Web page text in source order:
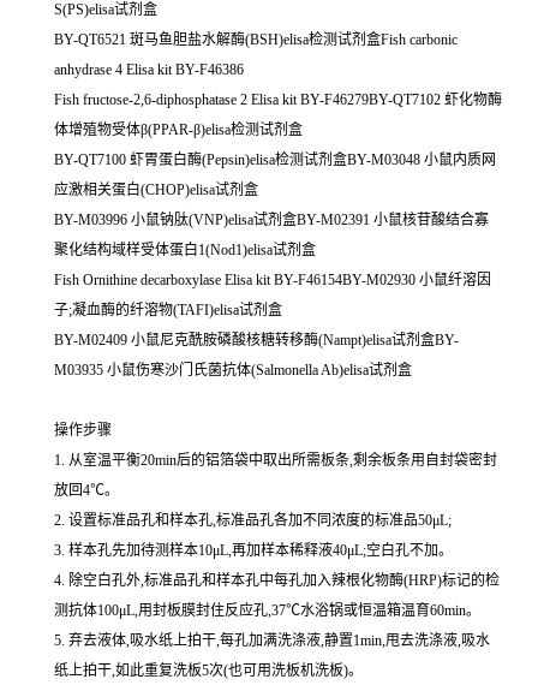
S(PS)elisa试剂盒
BY-QT6521 斑马鱼胆盐水解酶(BSH)elisa检测试剂盒Fish carbonic
anhydrase 4 Elisa kit BY-F46386
Fish fructose-2,6-diphosphatase 2 Elisa kit BY-F46279BY-QT7102 虾化物酶
体增殖物受体β(PPAR-β)elisa检测试剂盒
BY-QT7100 虾胃蛋白酶(Pepsin)elisa检测试剂盒BY-M03048 小鼠内质网
应激相关蛋白(CHOP)elisa试剂盒
BY-M03996 小鼠钠肽(VNP)elisa试剂盒BY-M02391 小鼠核苷酸结合寡
聚化结构域样受体蛋白1(Nod1)elisa试剂盒
Fish Ornithine decarboxylase Elisa kit BY-F46154BY-M02930 小鼠纤溶因
子;凝血酶的纤溶物(TAFI)elisa试剂盒
BY-M02409 小鼠尼克酰胺磷酸核糖转移酶(Nampt)elisa试剂盒BY-
M03935 小鼠伤寒沙门氏菌抗体(Salmonella Ab)elisa试剂盒
操作步骤
1. 从室温平衡20min后的铝箔袋中取出所需板条,剩余板条用自封袋密封
放回4℃。
2. 设置标准品孔和样本孔,标准品孔各加不同浓度的标准品50μL;
3. 样本孔先加待测样本10μL,再加样本稀释液40μL;空白孔不加。
4. 除空白孔外,标准品孔和样本孔中每孔加入辣根化物酶(HRP)标记的检
测抗体100μL,用封板膜封住反应孔,37℃水浴锅或恒温箱温育60min。
5. 弃去液体,吸水纸上拍干,每孔加满洗涤液,静置1min,甩去洗涤液,吸水
纸上拍干,如此重复洗板5次(也可用洗板机洗板)。